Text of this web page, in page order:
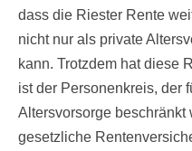
dass die Riester Rente
nicht nur als private
kann. Trotzdem hat diese
ist der Personenkreis, der
Altersvorsorge beschränkt
gesetzliche